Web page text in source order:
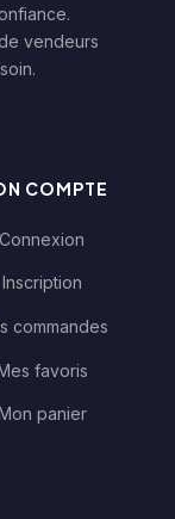
vendeurs
COMPTE
Connexion
Inscription
commandes
favoris
panier